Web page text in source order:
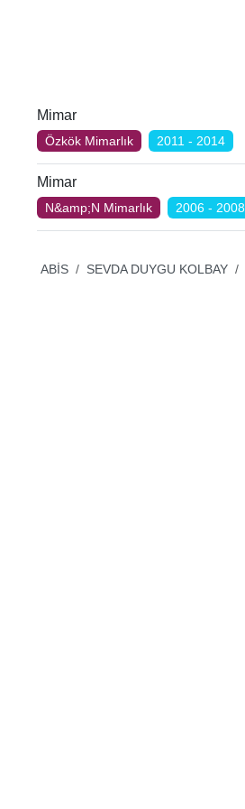
Mimar
Özkök Mimarlık 2011 - 2014
Mimar
N&amp;N Mimarlık 2006 - 2008
ABİS SEVDA DUYGU KOLBAY